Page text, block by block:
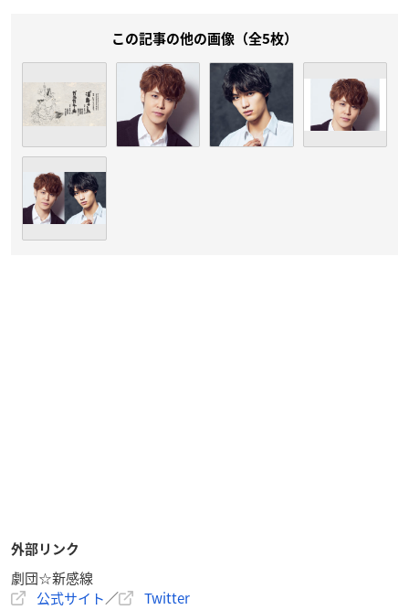
この記事の他の画像（全5枚）
外部リンク
劇団☆新感線
公式サイト／ Twitter